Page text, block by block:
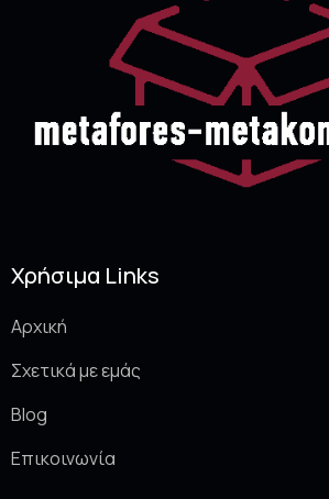
Χρήσιμα Links
Αρχική
Σχετικά με εμάς
Blog
Επικοινωνία